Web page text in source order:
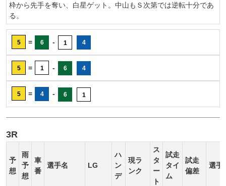
枠から先手を奪い、白星ゲット。中山もＳ次第では逆転十分であ
る。
5 = 6 - 1 4
5 = 1 - 6 4
5 = 4 - 6 1
3R
予
想
雨
予
想
車
番
選手名 LG
ハ
ン
デ
現ラ
ンク
ス
タ
ー
ト
試走
タイ
ム
試走
偏差
選手